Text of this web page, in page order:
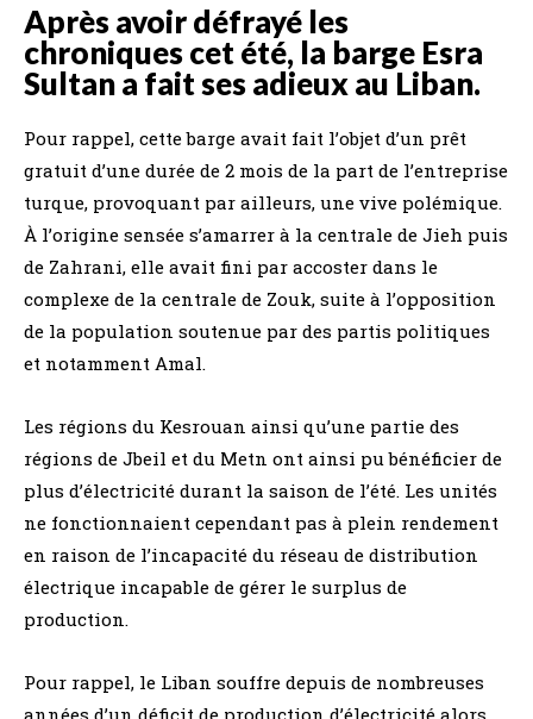
Après avoir défrayé les
chroniques cet été, la barge Esra
Sultan a fait ses adieux au Liban.
Pour rappel, cette barge avait fait l’objet d’un prêt
gratuit d’une durée de 2 mois de la part de l’entreprise
turque, provoquant par ailleurs, une vive polémique.
À l’origine sensée s’amarrer à la centrale de Jieh puis
de Zahrani, elle avait fini par accoster dans le
complexe de la centrale de Zouk, suite à l’opposition
de la population soutenue par des partis politiques
et notamment Amal.
Les régions du Kesrouan ainsi qu’une partie des
régions de Jbeil et du Metn ont ainsi pu bénéficier de
plus d’électricité durant la saison de l’été. Les unités
ne fonctionnaient cependant pas à plein rendement
en raison de l’incapacité du réseau de distribution
électrique incapable de gérer le surplus de
production.
Pour rappel, le Liban souffre depuis de nombreuses
années d’un déficit de production d’électricité alors